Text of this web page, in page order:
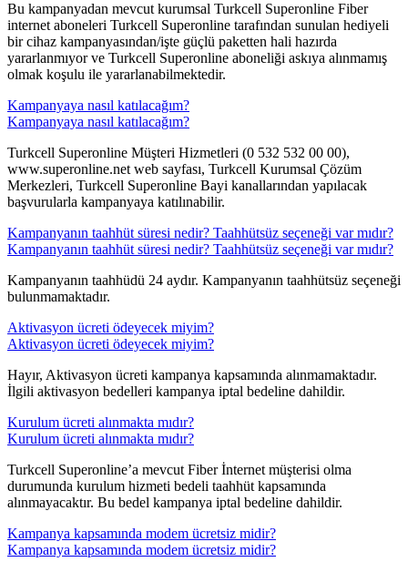
​Bu kampanyadan mevcut kurumsal Turkcell Superonline Fiber
internet aboneleri Turkcell Superonline tarafından sunulan hediyeli
bir cihaz kampanyasından/işte güçlü paketten hali hazırda
yararlanmıyor ve Turkcell Superonline aboneliği askıya alınmamış
olmak koşulu ile yararlanabilmektedir.
Kampanyaya nasıl katılacağım?
Kampanyaya nasıl katılacağım?
​Turkcell Superonline Müşteri Hizmetleri (0 532 532 00 00),
www.superonline.net web sayfası, Turkcell Kurumsal Çözüm
Merkezleri, Turkcell Superonline Bayi kanallarından yapılacak
başvurularla kampanyaya katılınabilir.
Kampanyanın taahhüt süresi nedir? Taahhütsüz seçeneği var mıdır?
Kampanyanın taahhüt süresi nedir? Taahhütsüz seçeneği var mıdır?
​Kampanyanın taahhüdü 24 aydır. Kampanyanın taahhütsüz seçeneği
bulunmamaktadır. ​
Aktivasyon ücreti ödeyecek miyim?
Aktivasyon ücreti ödeyecek miyim?
​Hayır, Aktivasyon ücreti kampanya kapsamında alınmamaktadır.
İlgili aktivasyon bedelleri kampanya iptal bedeline dahildir.
Kurulum ücreti alınmakta mıdır?
Kurulum ücreti alınmakta mıdır?
​Turkcell Superonline’a mevcut Fiber İnternet müşterisi olma
durumunda kurulum hizmeti bedeli taahhüt kapsamında
alınmayacaktır. Bu bedel kampanya iptal bedeline dahildir.​
Kampanya kapsamında modem ücretsiz midir?
Kampanya kapsamında modem ücretsiz midir?